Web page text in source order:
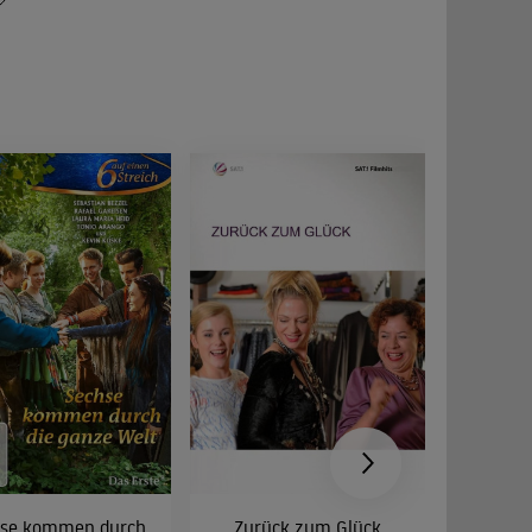
kommen durch
Zurück zum Glück